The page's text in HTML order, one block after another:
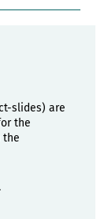
slides) are
the
the